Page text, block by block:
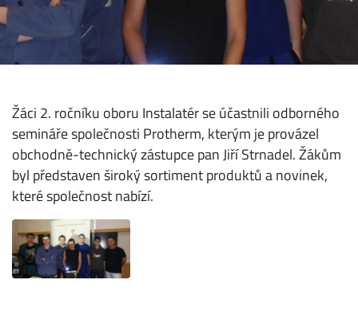
Žáci 2. ročníku oboru Instalatér se účastnili odborného
semináře společnosti Protherm, kterým je provázel
obchodně-technický zástupce pan Jiří Strnadel. Žákům
byl představen široký sortiment produktů a novinek,
které společnost nabízí.